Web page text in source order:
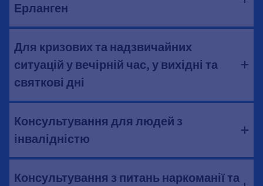
Ерланген
Для кризових та надзвичайних
ситуацій у вечірній час, у вихідні та
святкові дні
Консультування для людей з
інвалідністю
Консультування з питань наркоманії та